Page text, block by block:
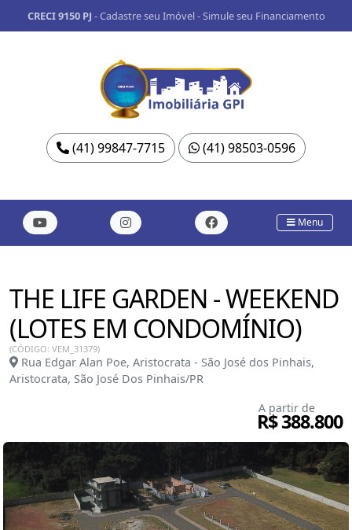
CRECI 9150 PJ -Cadastre seu Imóvel-Simule seu Financiamento
(41) 99847-7715 (41) 98503-0596
Menu
THE LIFE GARDEN - WEEKEND
(LOTES EM CONDOMÍNIO)
(CÓDIGO: VEM_31379)
Rua Edgar Alan Poe, Aristocrata - São José dos Pinhais,
Aristocrata, São José Dos Pinhais/PR
A partir de
R$ 388.800